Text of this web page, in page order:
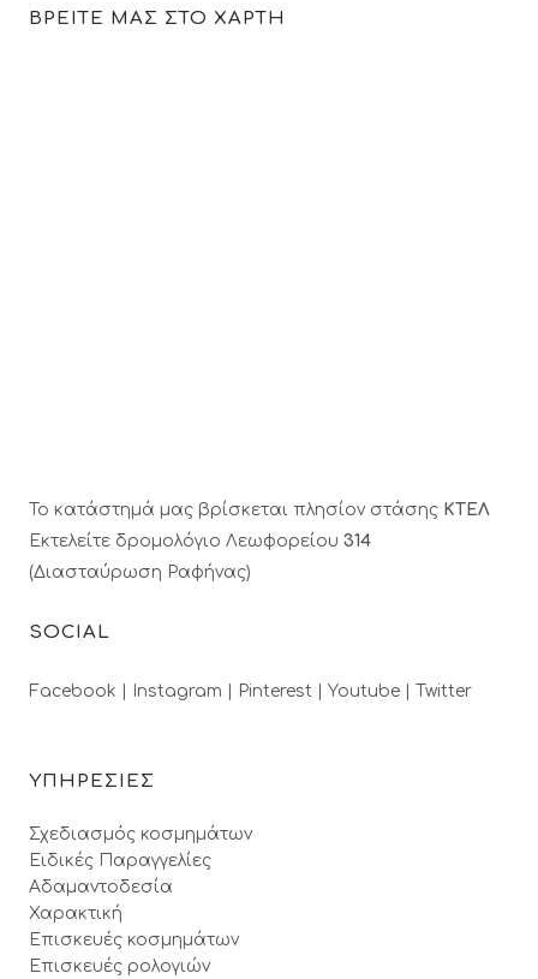
ΒΡΕΙΤΕ ΜΑΣ ΣΤΟ ΧΑΡΤΗ
Το κατάστημά μας βρίσκεται πλησίον στάσης ΚΤΕΛ
Εκτελείτε δρομολόγιο Λεωφορείου 314
(Διασταύρωση Ραφήνας)
SOCIAL
Facebook | Instagram | Pinterest | Youtube | Twitter
ΥΠΗΡΕΣΙΕΣ
Σχεδιασμός κοσμημάτων
Ειδικές Παραγγελίες
Αδαμαντοδεσία
Χαρακτική
Επισκευές κοσμημάτων
Επισκευές ρολογιών